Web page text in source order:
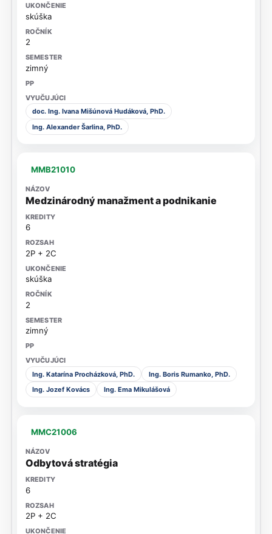
skúška
2
zimný
doc. Ing. Ivana Mišúnová Hudáková, PhD.
Ing. Alexander Šarlina, PhD.
MMB21010
Medzinárodný manažment a podnikanie
6
2P + 2C
skúška
2
zimný
Ing. Katarína Procházková, PhD.
Ing. Boris Rumanko, PhD.
Ing. Jozef Kovács
Ing. Ema Mikulášová
MMC21006
Odbytová stratégia
6
2P + 2C